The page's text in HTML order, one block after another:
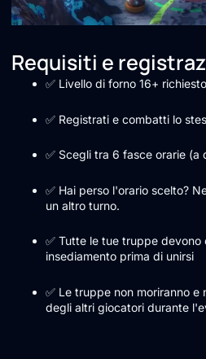
Requisiti e
✅ Livello di forno 16+ richiesto
✅ Registrati e combatti lo
✅ Scegli tra 6 fasce orarie (a
✅ Hai perso l'orario scelto?
un altro turno.
✅ Tutte le tue truppe
insediamento prima di unirsi
✅ Le truppe non moriranno
degli altri giocatori durante